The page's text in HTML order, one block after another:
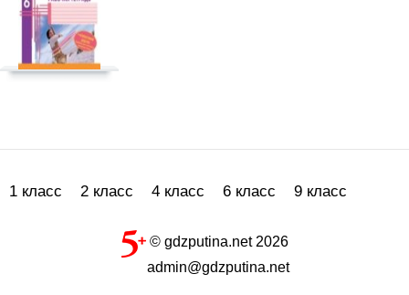
1 класс 2 класс 4 класс 6 класс 9 класс
© gdzputina.net 2026
admin@gdzputina.net